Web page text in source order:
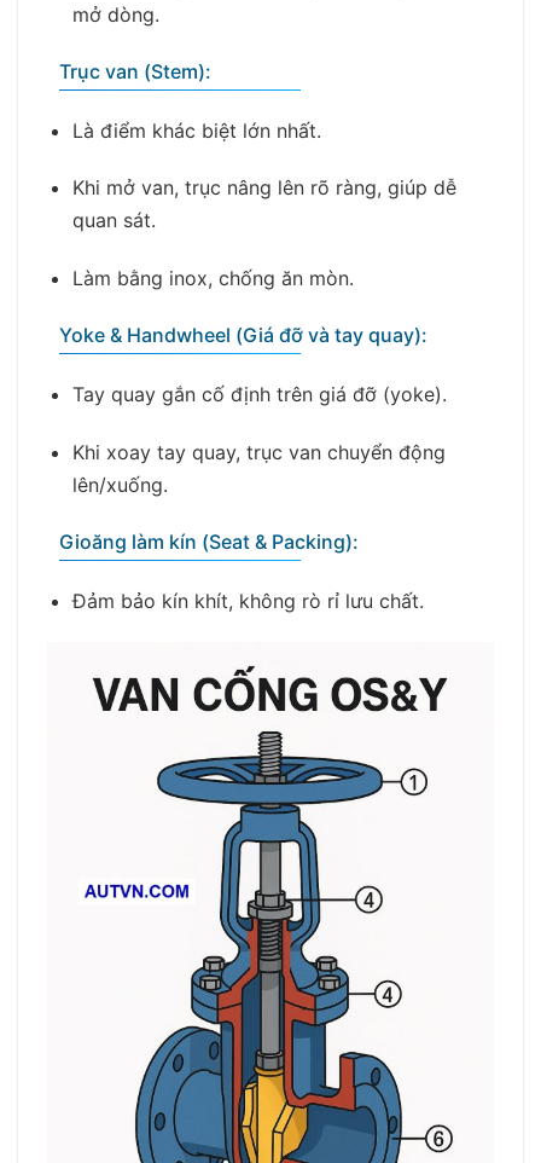
mở dòng.
Trục van (Stem):
Là điểm khác biệt lớn nhất.
Khi mở van, trục nâng lên rõ ràng, giúp dễ
quan sát.
Làm bằng inox, chống ăn mòn.
Yoke & Handwheel (Giá đỡ và tay quay):
Tay quay gắn cố định trên giá đỡ (yoke).
Khi xoay tay quay, trục van chuyển động
lên/xuống.
Gioăng làm kín (Seat & Packing):
Đảm bảo kín khít, không rò rỉ lưu chất.